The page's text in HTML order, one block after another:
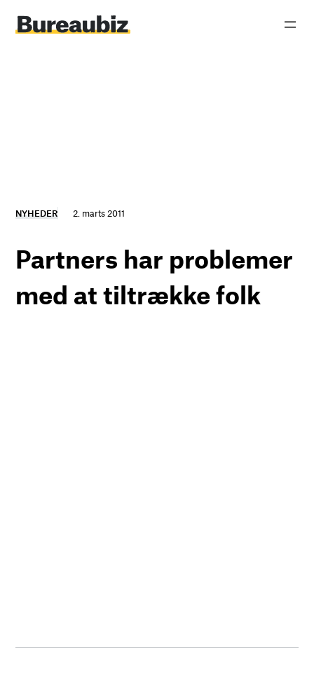
indhold
NYHEDER 2. marts 2011
Partners har problemer
med at tiltrække folk